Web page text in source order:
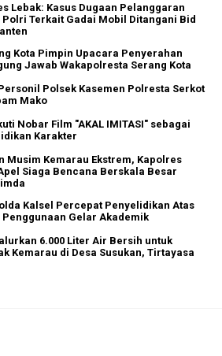
Lebak: Kasus Dugaan Pelanggaran
Terkait Gadai Mobil Ditangani Bid
Kota Pimpin Upacara Penyerahan
Jawab Wakapolresta Serang Kota
Polsek Kasemen Polresta Serkot
Mako
Nobar Film "AKAL IMITASI" sebagai
Karakter
Musim Kemarau Ekstrem, Kapolres
Siaga Bencana Berskala Besar
Kalsel Percepat Penyelidikan Atas
Gelar Akademik
6.000 Liter Air Bersih untuk
Kemarau di Desa Susukan, Tirtayasa